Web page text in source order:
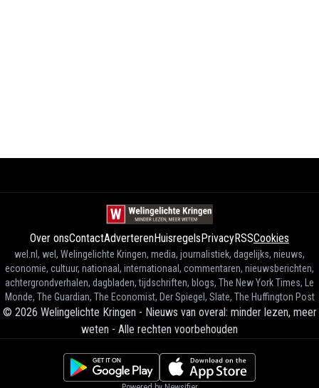
Over onsContactAdverterenHuisregelsPrivacyRSSCookies
wel.nl, wel, Welingelichte Kringen, media, journalistiek, dagelijks, nieuws,
economie, cultuur, nationaal, internationaal, commentaren, nieuwsberichten,
achtergrondverhalen, dagbladen, tijdschriften, blogs, The New York Times, Le
Monde, The Guardian, The Economist, Der Spiegel, Slate, The Huffington Post
© 2026 Welingelichte Kringen - Nieuws van overal: minder lezen, meer
weten - Alle rechten voorbehouden